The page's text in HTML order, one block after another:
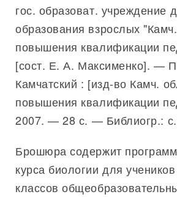
гос. образоват. учреждение
образования взрослых
повышения квалификации
[сост. Е. А. Максименко]. —
Камчатский : [изд-во Камч.
повышения квалификации
2007. — 28 с. — Библиогр.:
Брошюра содержит
курса биологии для
классов